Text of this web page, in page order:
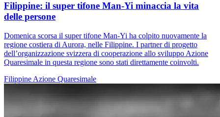
Filippine: il super tifone Man-Yi minaccia la vita
delle persone
Domenica scorsa il super tifone Man-Yi ha colpito nuovamente la
regione costiera di Aurora, nelle Filippine. I partner di progetto
dell’organizzazione svizzera di cooperazione allo sviluppo Azione
Quaresimale in questa regione sono stati direttamente coinvolti.
Filippine Azione Quaresimale